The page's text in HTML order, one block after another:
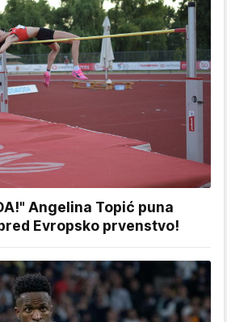
Angelina Topić puna
Evropsko prvenstvo!